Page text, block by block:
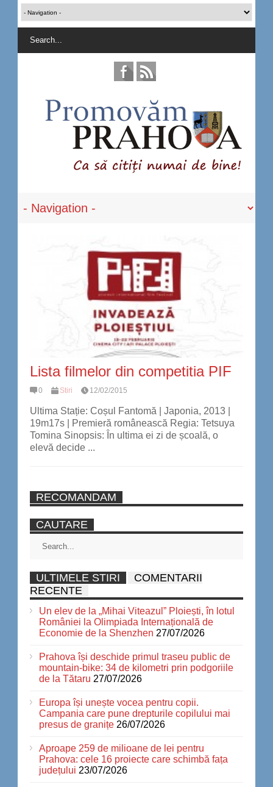
Lista filmelor din competitia PIF
0 Stiri 12/02/2015
Ultima Stație: Coșul Fantomă | Japonia, 2013 |
19m17s | Premieră românească Regia: Tetsuya
Tomina Sinopsis: În ultima ei zi de școală, o
elevă decide ...
RECOMANDAM
CAUTARE
ULTIMELE STIRI
COMENTARII
RECENTE
Un elev de la „Mihai Viteazul” Ploiești, în lotul
României la Olimpiada Internațională de
Economie de la Shenzhen 27/07/2026
Prahova își deschide primul traseu public de
mountain-bike: 34 de kilometri prin podgoriile
de la Tătaru 27/07/2026
Europa își unește vocea pentru copii.
Campania care pune drepturile copilului mai
presus de granițe 26/07/2026
Aproape 259 de milioane de lei pentru
Prahova: cele 16 proiecte care schimbă fața
județului 23/07/2026